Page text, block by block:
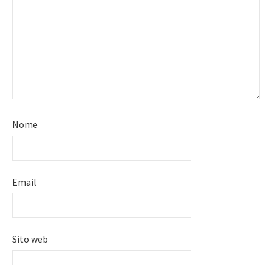
Nome
Email
Sito web